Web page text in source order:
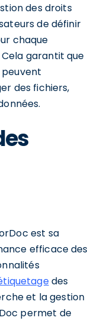
des droits
de définir
chaque
garantit que
peuvent
des fichiers,
est sa
efficace des
des
et la gestion
permet de